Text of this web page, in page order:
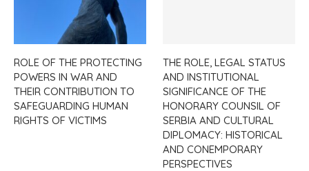
ROLE OF THE PROTECTING
POWERS IN WAR AND
THEIR CONTRIBUTION TO
SAFEGUARDING HUMAN
RIGHTS OF VICTIMS
THE ROLE, LEGAL STATUS
AND INSTITUTIONAL
SIGNIFICANCE OF THE
HONORARY COUNSIL OF
SERBIA AND CULTURAL
DIPLOMACY: HISTORICAL
AND CONEMPORARY
PERSPECTIVES